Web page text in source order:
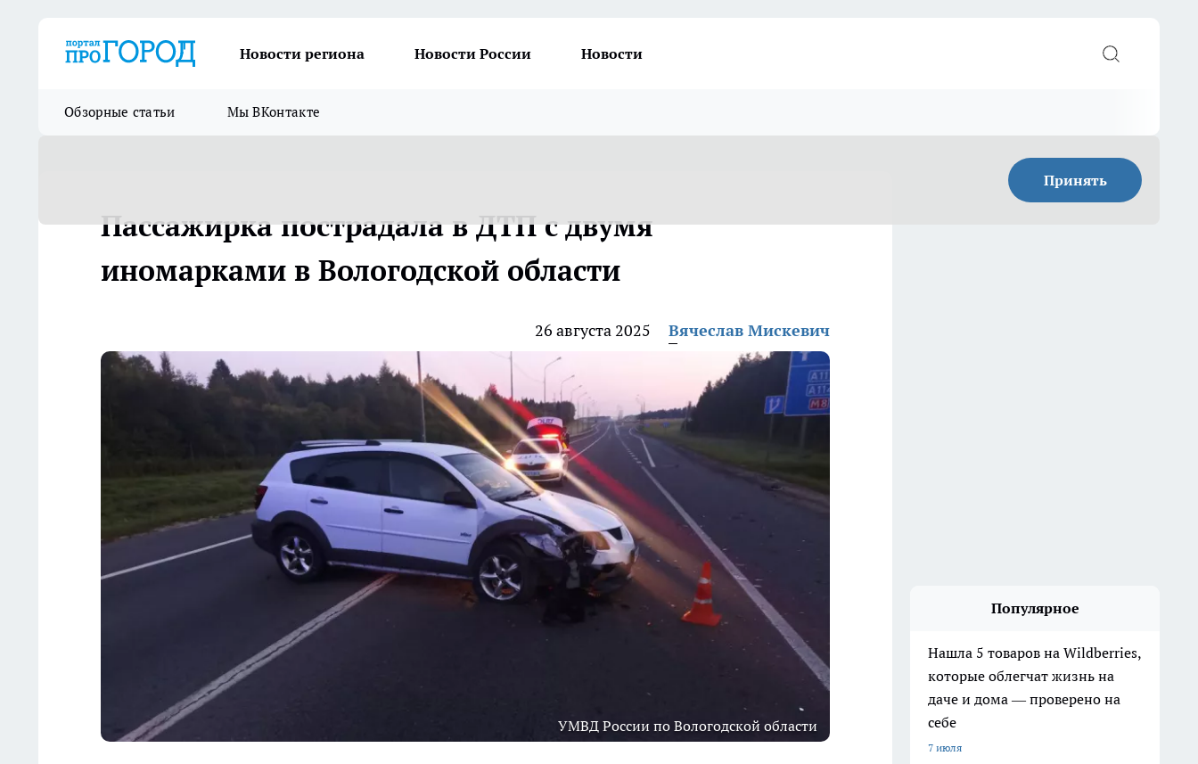
Новости региона Новости России Новости
Обзорные статьи Мы ВКонтакте
Принять
Пассажирка пострадала в ДТП с двумя
иномарками в Вологодской области
26 августа 2025 Вячеслав Мискевич
УМВД России по Вологодской области
Популярное
Нашла 5 товаров на Wildberries,
которые облегчат жизнь на
даче и дома — проверено на
себе
7 июля